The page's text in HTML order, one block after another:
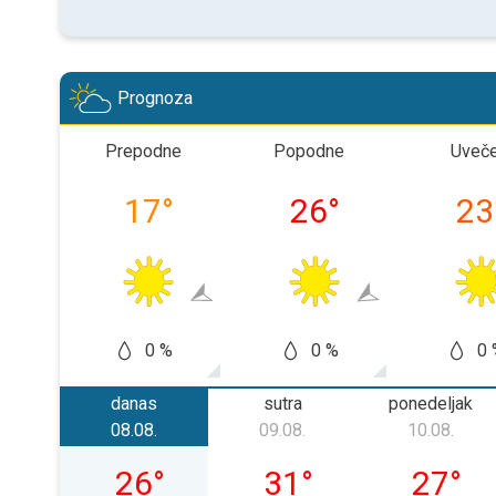
Prognoza
Prepodne
17°
0 %
Popodne
26°
0 %
23
0
danas
subota, 08. 08.
08.08.
26°
sutra
nedelja, 09. 08.
09.08.
31 °
ponedeljak
10.08.
27°